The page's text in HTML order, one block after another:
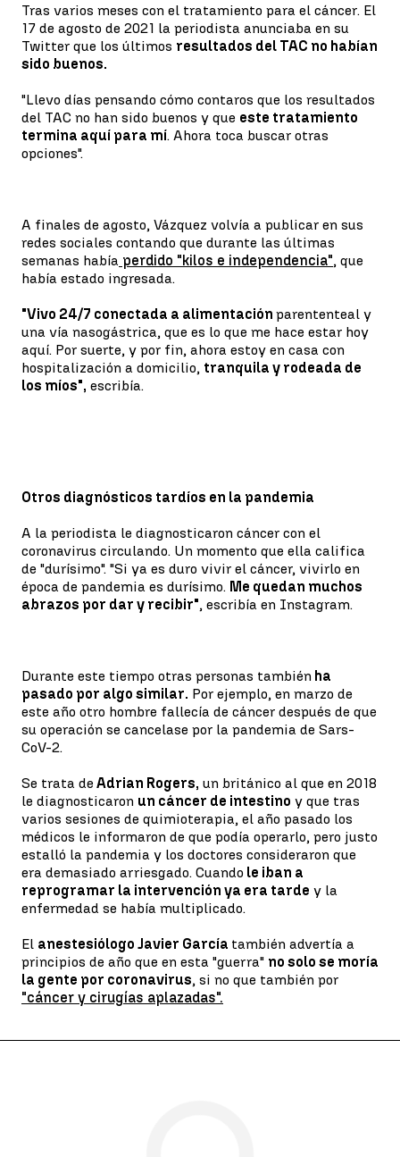
Tras varios meses con el tratamiento para el cáncer. El
17 de agosto de 2021 la periodista anunciaba en su
Twitter que los últimos resultados del TAC no habían
sido buenos.
"Llevo días pensando cómo contaros que los resultados
del TAC no han sido buenos y que este tratamiento
termina aquí para mí. Ahora toca buscar otras
opciones".
A finales de agosto, Vázquez volvía a publicar en sus
redes sociales contando que durante las últimas
semanas había perdido "kilos e independencia", que
había estado ingresada.
"Vivo 24/7 conectada a alimentación parententeal y
una vía nasogástrica, que es lo que me hace estar hoy
aquí. Por suerte, y por fin, ahora estoy en casa con
hospitalización a domicilio, tranquila y rodeada de
los míos", escribía.
Otros diagnósticos tardíos en la pandemia
A la periodista le diagnosticaron cáncer con el
coronavirus circulando. Un momento que ella califica
de "durísimo". "Si ya es duro vivir el cáncer, vivirlo en
época de pandemia es durísimo. Me quedan muchos
abrazos por dar y recibir", escribía en Instagram.
Durante este tiempo otras personas también ha
pasado por algo similar. Por ejemplo, en marzo de
este año otro hombre fallecía de cáncer después de que
su operación se cancelase por la pandemia de Sars-
CoV-2.
Se trata de Adrian Rogers, un británico al que en 2018
le diagnosticaron un cáncer de intestino y que tras
varios sesiones de quimioterapia, el año pasado los
médicos le informaron de que podía operarlo, pero justo
estalló la pandemia y los doctores consideraron que
era demasiado arriesgado. Cuando le iban a
reprogramar la intervención ya era tarde y la
enfermedad se había multiplicado.
El anestesiólogo Javier García también advertía a
principios de año que en esta "guerra" no solo se moría
la gente por coronavirus, si no que también por
"cáncer y cirugías aplazadas".